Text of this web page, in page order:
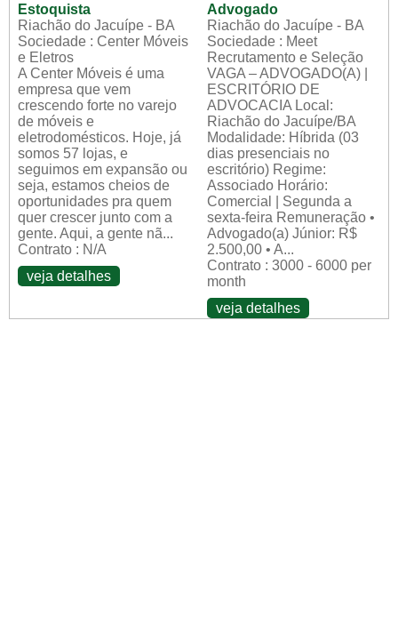
Estoquista
Riachão do Jacuípe - BA
Sociedade : Center Móveis
e Eletros
A Center Móveis é uma
empresa que vem
crescendo forte no varejo
de móveis e
eletrodomésticos. Hoje, já
somos 57 lojas, e
seguimos em expansão ou
seja, estamos cheios de
oportunidades pra quem
quer crescer junto com a
gente. Aqui, a gente nã...
Contrato : N/A
veja detalhes
Advogado
Riachão do Jacuípe - BA
Sociedade : Meet
Recrutamento e Seleção
VAGA – ADVOGADO(A) |
ESCRITÓRIO DE
ADVOCACIA Local:
Riachão do Jacuípe/BA
Modalidade: Híbrida (03
dias presenciais no
escritório) Regime:
Associado Horário:
Comercial | Segunda a
sexta-feira Remuneração •
Advogado(a) Júnior: R$
2.500,00 • A...
Contrato : 3000 - 6000 per
month
veja detalhes